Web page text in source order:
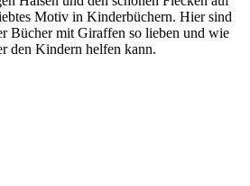
Motiv in Kinderbüchern. Hier sind
Bücher mit Giraffen so lieben und wie
den Kindern helfen kann.